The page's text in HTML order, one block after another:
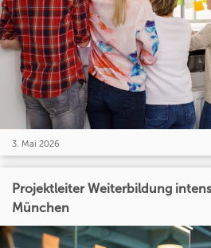
3. Mai 2026
Projektleiter Weiterbildung
München